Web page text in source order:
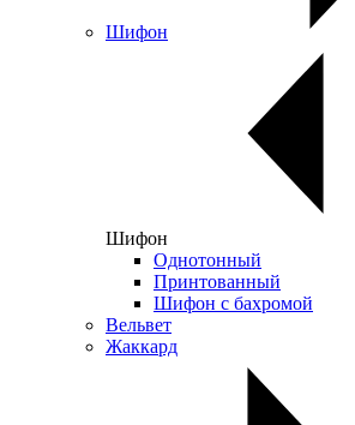
Шифон
Шифон
Однотонный
Принтованный
Шифон с бахромой
Вельвет
Жаккард